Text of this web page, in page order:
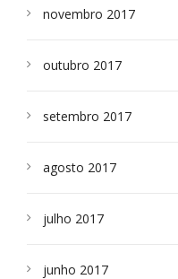
novembro 2017
outubro 2017
setembro 2017
agosto 2017
julho 2017
junho 2017